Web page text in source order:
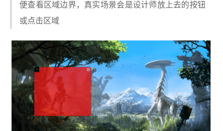
便查看区域边界，真实场景会是设计师放上去的按钮
或点击区域